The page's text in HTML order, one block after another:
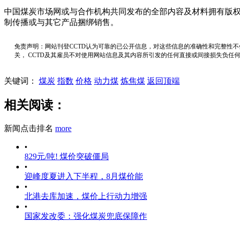
中国煤炭市场网或与合作机构共同发布的全部内容及材料拥有版
制传播或与其它产品捆绑销售。
免责声明：网站刊登CCTD认为可靠的已公开信息，对这些信息的准确性和完整性
关， CCTD及其雇员不对使用网站信息及其内容所引发的任何直接或间接损失负任何
关键词： 煤炭 指数 价格 动力煤 炼焦煤 返回顶端
相关阅读：
新闻点击排名 more
•
829元/吨! 煤价突破僵局
•
迎峰度夏进入下半程，8月煤价能
•
北港去库加速，煤价上行动力增强
•
国家发改委：强化煤炭兜底保障作